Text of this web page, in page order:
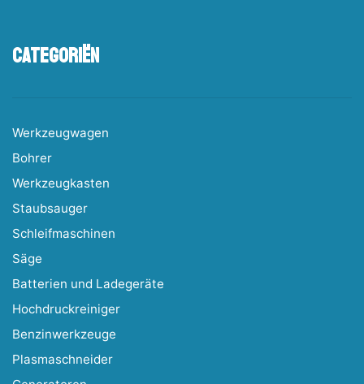
Categoriën
Werkzeugwagen
Bohrer
Werkzeugkasten
Staubsauger
Schleifmaschinen
Säge
Batterien und Ladegeräte
Hochdruckreiniger
Benzinwerkzeuge
Plasmaschneider